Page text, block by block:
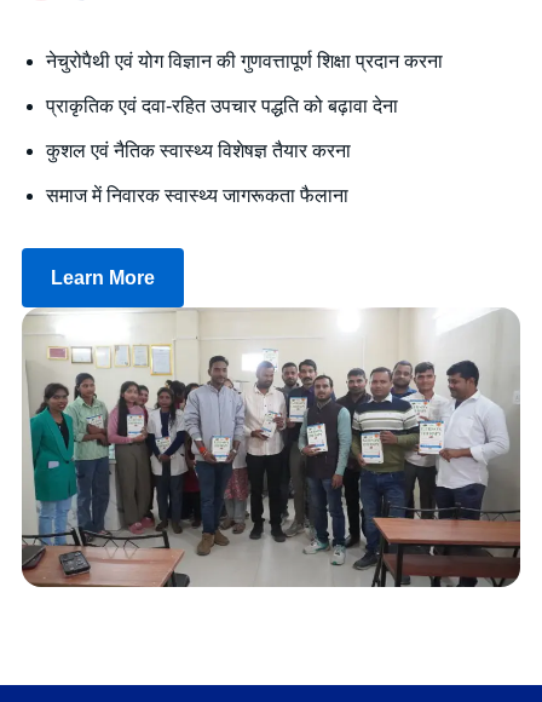
नेचुरोपैथी एवं योग विज्ञान की गुणवत्तापूर्ण शिक्षा प्रदान करना
प्राकृतिक एवं दवा-रहित उपचार पद्धति को बढ़ावा देना
कुशल एवं नैतिक स्वास्थ्य विशेषज्ञ तैयार करना
समाज में निवारक स्वास्थ्य जागरूकता फैलाना
Learn More